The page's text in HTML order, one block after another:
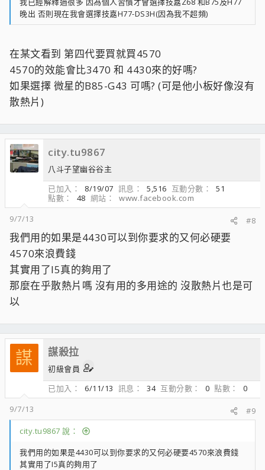
晚出 否則現在我會選擇技嘉H77-DS3H(因為我不超頻)
在某文看到 第四代要買就買4570
4570的效能會比3470 和 4430來的好嗎?
如果選擇 微星的B85-G43 可嗎? (可是他小板好像沒有
散熱片)
city.tu9867
八斗子望幽谷谷主
已加入
8/19/07 訊息 5,516 互動分數
51
點數
48 網站
www.facebook.com
9/7/13
#8
我們用的如果是4430可以到你要求的又何必硬要
4570來浪費錢
其實用了I5真的夠用了
那麼在乎散熱片嗎 沒有用的多用途的 沒散熱片也是可
以
謀 謀殺拉
初級會員
已加入
6/11/13 訊息 34 互動分數 0 點數
0
9/7/13
#9
city.tu9867 說：
我們用的如果是4430可以到你要求的又何必硬要4570來浪費錢
其實用了I5真的夠用了